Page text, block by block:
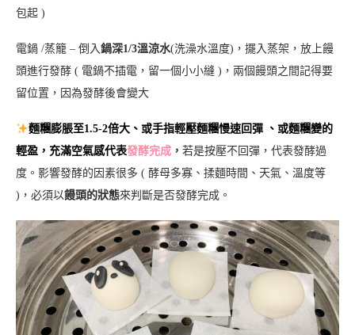
包起 )
電鍋 /蒸籠 – 倒入鍋深1/3溫涼水(洗澡水溫度)，擺入蒸架，放上饅
頭進行發酵 ( 電鍋不插電，留一個小小縫 )，兩個饅頭之間記得要
留位置，因為發酵後會變大
麵糰膨脹至1.5-2倍大、或手指輕壓麵糰慢速回彈 、或麵糰變的
輕盈，充滿空氣感代表發酵完成 ， 若是按壓不回彈，代表發酵過
度。影響發酵的因素很多 ( 酵母多寡、揉麵時間、天氣、溫度等
)，必須以饅頭的狀態來判斷是否發酵完成。